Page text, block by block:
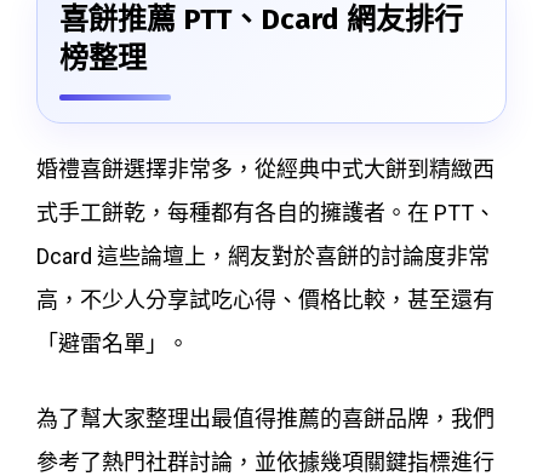
喜餅推薦 PTT、Dcard 網友排行
榜整理
婚禮喜餅選擇非常多，從經典中式大餅到精緻西
式手工餅乾，每種都有各自的擁護者。在 PTT、
Dcard 這些論壇上，網友對於喜餅的討論度非常
高，不少人分享試吃心得、價格比較，甚至還有
「避雷名單」。
為了幫大家整理出最值得推薦的喜餅品牌，我們
參考了熱門社群討論，並依據幾項關鍵指標進行